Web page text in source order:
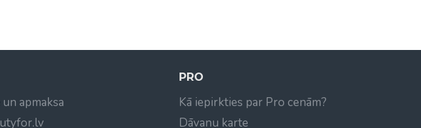
apmaksa
PRO
Kā iepirkties par Pro cenām?
Dāvanu karte